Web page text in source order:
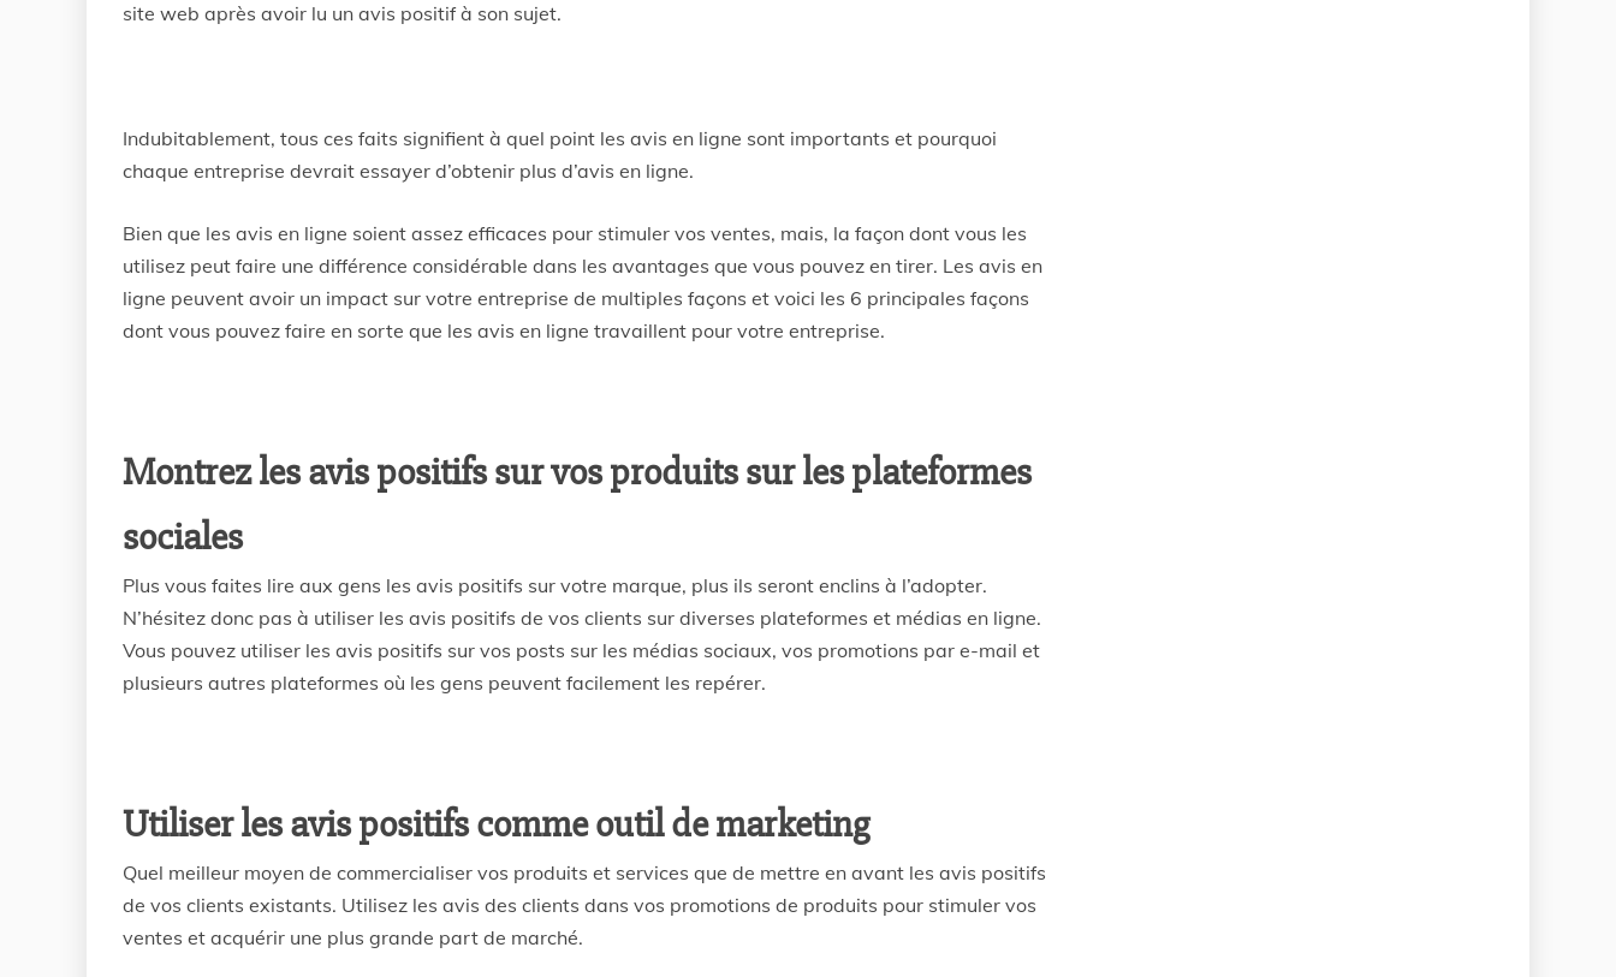
site web après avoir lu un avis positif à son sujet.
Indubitablement, tous ces faits signifient à quel point les avis en ligne sont importants et pourquoi
chaque entreprise devrait essayer d’obtenir plus d’avis en ligne.
Bien que les avis en ligne soient assez efficaces pour stimuler vos ventes, mais, la façon dont vous les
utilisez peut faire une différence considérable dans les avantages que vous pouvez en tirer. Les avis en
ligne peuvent avoir un impact sur votre entreprise de multiples façons et voici les 6 principales façons
dont vous pouvez faire en sorte que les avis en ligne travaillent pour votre entreprise.
Montrez les avis positifs sur vos produits sur les plateformes
sociales
Plus vous faites lire aux gens les avis positifs sur votre marque, plus ils seront enclins à l’adopter.
N’hésitez donc pas à utiliser les avis positifs de vos clients sur diverses plateformes et médias en ligne.
Vous pouvez utiliser les avis positifs sur vos posts sur les médias sociaux, vos promotions par e-mail et
plusieurs autres plateformes où les gens peuvent facilement les repérer.
Utiliser les avis positifs comme outil de marketing
Quel meilleur moyen de commercialiser vos produits et services que de mettre en avant les avis positifs
de vos clients existants. Utilisez les avis des clients dans vos promotions de produits pour stimuler vos
ventes et acquérir une plus grande part de marché.